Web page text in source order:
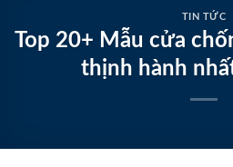
TIN TỨC
Top 20+ Mẫu cửa
thịnh hành